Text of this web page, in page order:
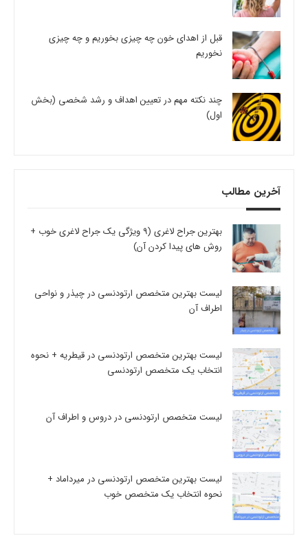
قبل از اهدای خون چه چیزی بخوریم و چه چیزی
نخوریم
چند نکته مهم در تعیین اهداف و رشد شخصی (بخش
اول)
آخرین مطالب
بهترین جراح لاغری (9 ویژگی یک جراح لاغری خوب +
روش های پیدا کردن آن)
لیست بهترین متخصص ارتودنسی در چیذر و نواحی
اطراف آن
لیست بهترین متخصص ارتودنسی در قیطریه + نحوه
انتخاب یک متخصص ارتودنسی
لیست متخصص ارتودنسی در دروس و اطراف آن
لیست بهترین متخصص ارتودنسی در میرداماد +
نحوه انتخاب یک متخصص خوب